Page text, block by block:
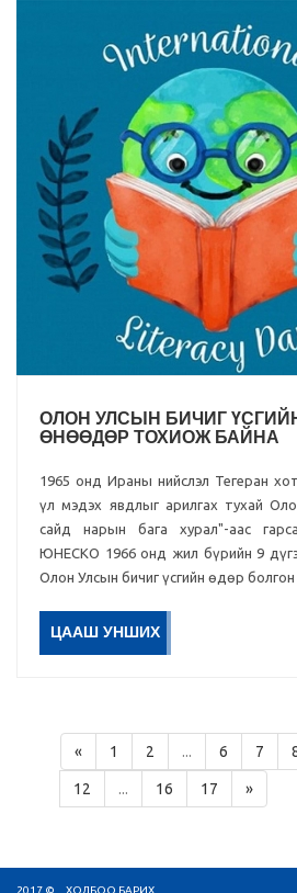
ОЛОН УЛСЫН БИЧИГ
ӨНӨӨДӨР ТОХИОЖ БАЙНА
1965 онд Ираны нийслэл Тегеран
үл мэдэх явдлыг арилгах тухай
сайд нарын бага хурал"-аас
ЮНЕСКО 1966 онд жил бүрийн 9
Олон Улсын бичиг үсгийн өдөр болгон
ЦААШ УНШИХ
« 1 2 ... 6 7
12 ... 16 17 »
2017 © ХОЛБОО БАРИХ